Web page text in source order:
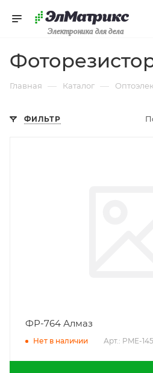
Электроника для дела
Главная — Каталог —
ФИЛЬТР
ФР-764 Алмаз
Нет в наличии Арт.: PME-